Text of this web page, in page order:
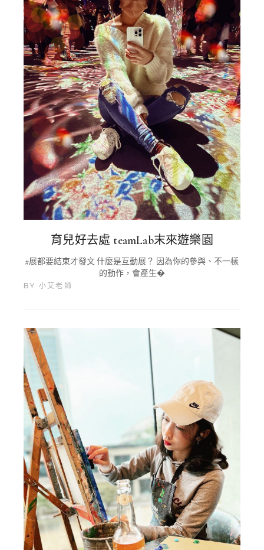
育兒好去處 teamLab末來遊樂園
#展都要結束才發文 什麼是互動展？ 因為你的參與、不一樣
的動作，會產生�
BY 小艾老師